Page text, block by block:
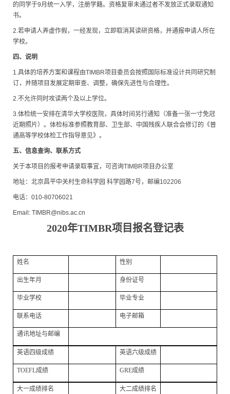
的同学于9月统一入学，注册学籍。资格复审未通过者不发放正式录取通知
书。
2.若申请人弄虚作假，一经发现，立即取消其读研资格，并通报申请人所在
学校。
四、说明
1.具体的培养方案和课程由TIMBR项目委员会按照国际标准设计共同研究制
订，并随项目发展定期审查、调整，确保先进性与合理性。
2.不允许同时攻读两个及以上学位。
3.体检统一安排在清华大学校医院，具体时间另行通知（准备一张一寸免冠
近期照片）。体检标准参照教育部、卫生部、中国残疾人联合会修订的《普
通高等学校体检工作指导意见》。
五、信息查询、联系方式
关于本项目的报考申请录取事宜，可咨询TIMBR项目办公室
地址：北京昌平中关村生命科学园 科学园路7号，邮编102206
电话：010-80706021
Email: TIMBR@nibs.ac.cn
2020年TIMBR项目报名登记表
姓名 性别
出生年月 身份证号
毕业学校 毕业专业
联系电话 电子邮箱
通讯地址与邮编
英语四级成绩 英语六级成绩
TOEFL成绩 GRE成绩
大一成绩排名 大二成绩排名